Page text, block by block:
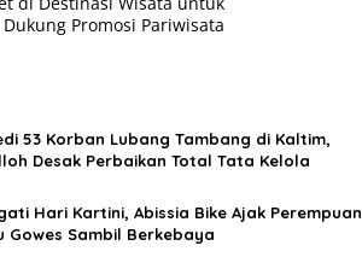
Dukung Promosi Pariwisata
53 Korban Lubang Tambang di Kaltim,
Desak Perbaikan Total Tata Kelola
Hari Kartini, Abissia Bike Ajak Perempuan
Gowes Sambil Berkebaya